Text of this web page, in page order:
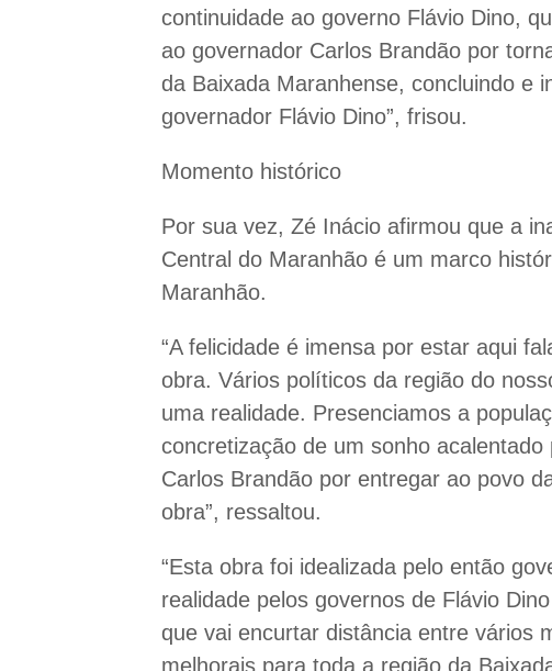
continuidade ao governo Flávio Dino,
ao governador Carlos Brandão por
da Baixada Maranhense, concluindo e
governador Flávio Dino”, frisou.
Momento histórico
Por sua vez, Zé Inácio afirmou que a
Central do Maranhão é um marco
Maranhão.
“A felicidade é imensa por estar aqui
obra. Vários políticos da região do
uma realidade. Presenciamos a
concretização de um sonho
Carlos Brandão por entregar ao povo
obra”, ressaltou.
“Esta obra foi idealizada pelo então
realidade pelos governos de Flávio
que vai encurtar distância entre vários
melhorais para toda a região da